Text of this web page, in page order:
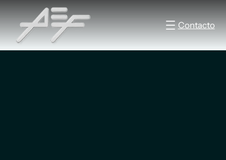
Contacto